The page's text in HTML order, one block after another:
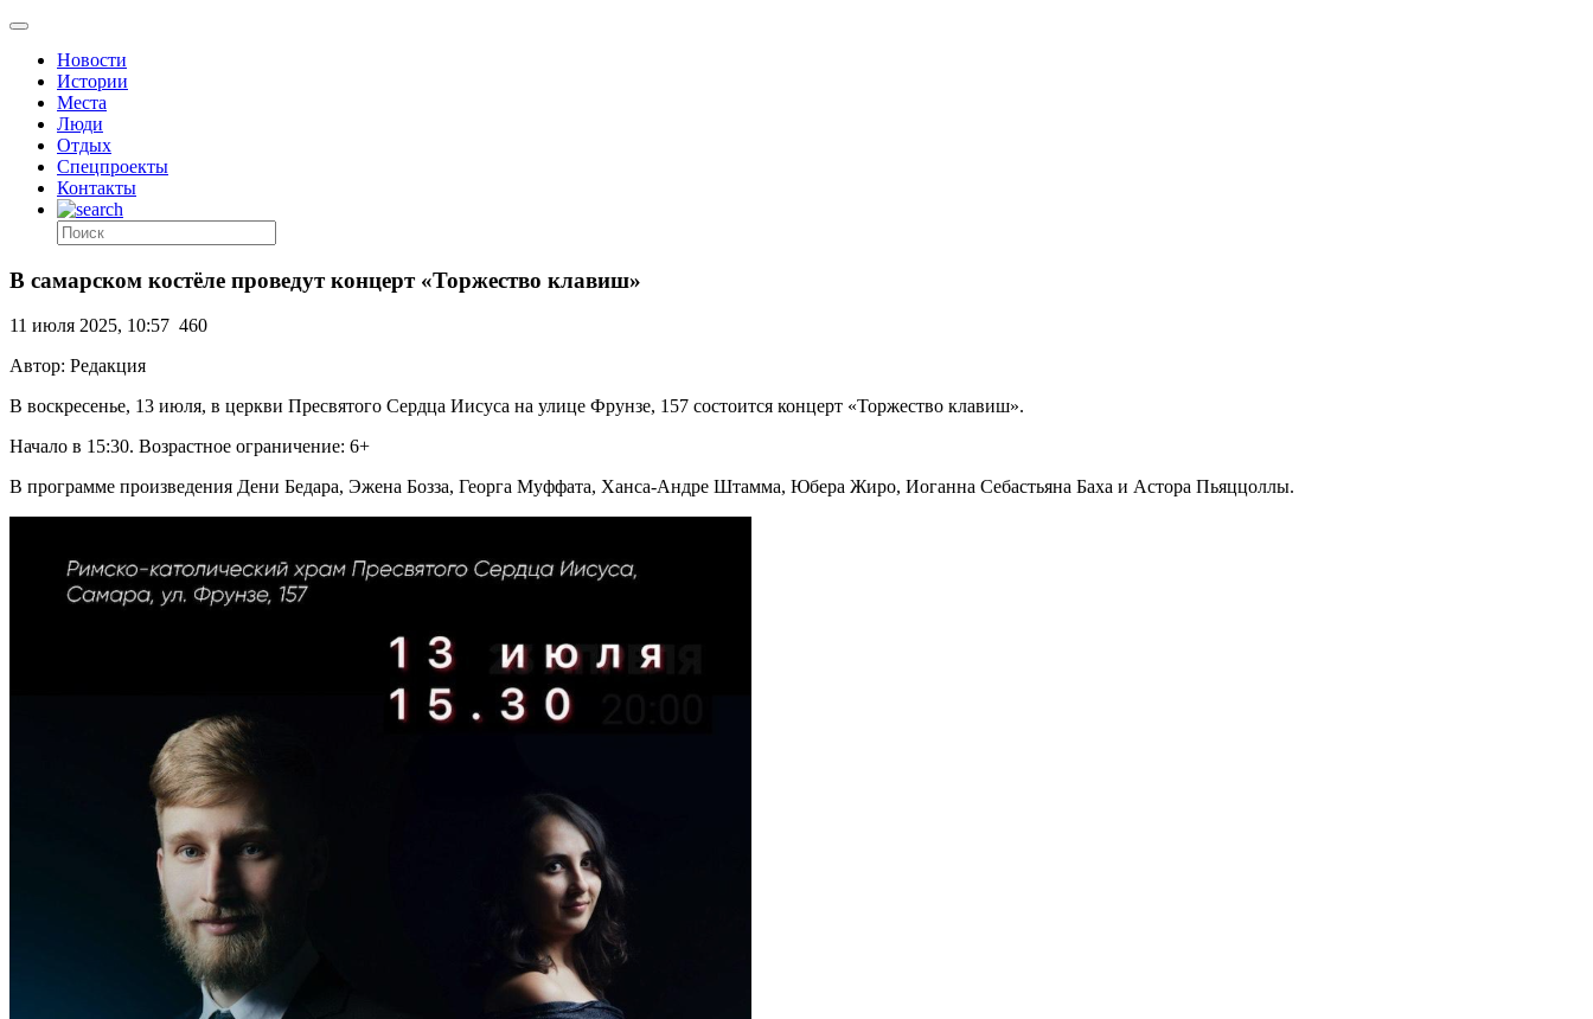
Новости
Истории
Места
Люди
Отдых
Спецпроекты
Контакты
В самарском костёле проведут концерт «Торжество клавиш»
11 июля 2025, 10:57 460
Автор: Редакция
В воскресенье, 13 июля, в церкви Пресвятого Сердца Иисуса на улице Фрунзе, 157 состоится концерт «Торжество клавиш».
Начало в 15:30. Возрастное ограничение: 6+
В программе произведения Дени Бедара, Эжена Бозза, Георга Муффата, Ханса-Андре Штамма, Юбера Жиро, Иоганна Себастьяна Баха и Астора Пьяццоллы.